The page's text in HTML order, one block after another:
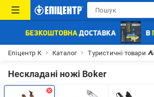
Епіцентр К Каталог Туристичні товари ⛺
Нескладані ножі Boker